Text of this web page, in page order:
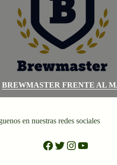
BREWMASTER FRENTE AL
en nuestras redes sociales
Facebook
Twitter
Instagram
YouTube